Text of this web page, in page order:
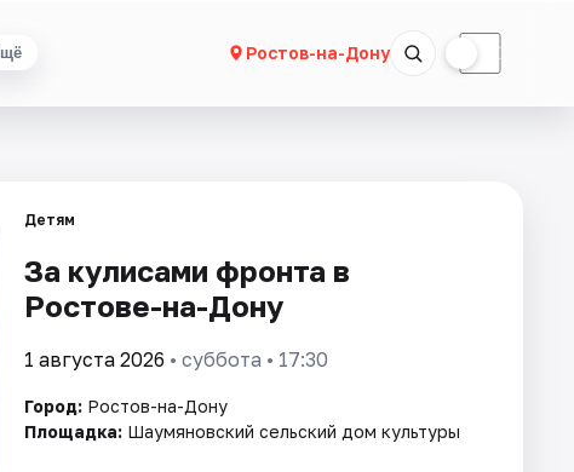
Ростов-на-Дону ☾
Детям
За кулисами фронта в
Ростове-на-Дону
1 августа 2026 • суббота • 17:30
Город: Ростов-на-Дону
Площадка: Шаумяновский сельский дом культуры